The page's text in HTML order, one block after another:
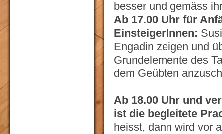
besser und gemäss
Ab 17.00 Uhr für
EinsteigerInnen:
Engadin zeigen und
Grundelemente des
dem Geübten
Ab 18.00 Uhr und
ist die begleitete
heisst, dann wird vor